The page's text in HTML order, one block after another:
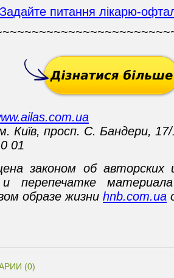
Задайте питання лікарю-
Київ, просп. С. Бандери,
01
законом об авторских
и перепечатке
образе жизни hnb.com.ua
(0)